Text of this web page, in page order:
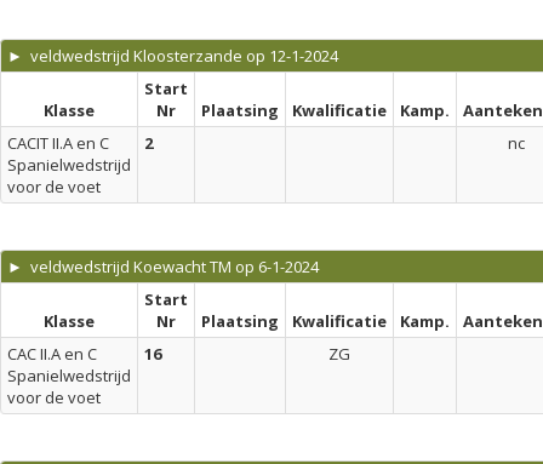
► veldwedstrijd Kloosterzande op 12-1-2024
Klasse
Start
Nr
Plaatsing Kwalificatie Kamp.
CACIT II.A en C
Spanielwedstrijd
voor de voet
2 nc
► veldwedstrijd Koewacht TM op 6-1-2024
Klasse
Start
Nr
Plaatsing Kwalificatie Kamp.
CAC II.A en C
Spanielwedstrijd
voor de voet
16 ZG